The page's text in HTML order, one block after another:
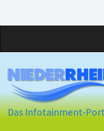
Das Infotainment-